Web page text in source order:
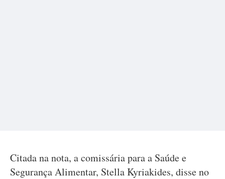
Citada na nota, a comissária para a Saúde e
Segurança Alimentar, Stella Kyriakides, disse no